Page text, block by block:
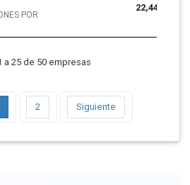
POR
22,443,838
a 25 de 50 empresas
2 Siguiente